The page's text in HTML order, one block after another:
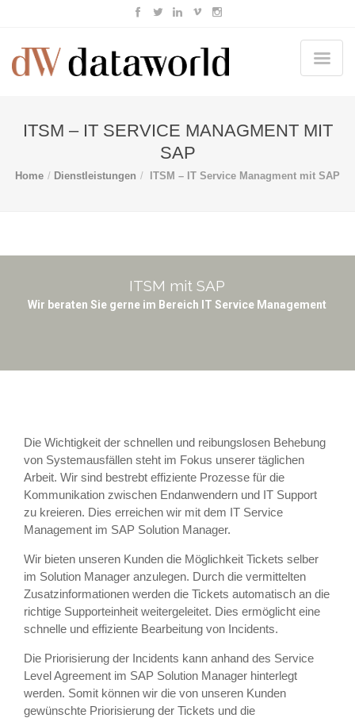
ITSM – IT SERVICE MANAGMENT MIT
SAP
Home Dienstleistungen ITSM – IT Service Managment mit SAP
ITSM mit SAP
Wir beraten Sie gerne im Bereich IT Service Management
Die Wichtigkeit der schnellen und reibungslosen Behebung
von Systemausfällen steht im Fokus unserer täglichen
Arbeit. Wir sind bestrebt effiziente Prozesse für die
Kommunikation zwischen Endanwendern und IT Support
zu kreieren. Dies erreichen wir mit dem IT Service
Management im SAP Solution Manager.
Wir bieten unseren Kunden die Möglichkeit Tickets selber
im Solution Manager anzulegen. Durch die vermittelten
Zusatzinformationen werden die Tickets automatisch an die
richtige Supporteinheit weitergeleitet. Dies ermöglicht eine
schnelle und effiziente Bearbeitung von Incidents.
Die Priorisierung der Incidents kann anhand des Service
Level Agreement im SAP Solution Manager hinterlegt
werden. Somit können wir die von unseren Kunden
gewünschte Priorisierung der Tickets und die